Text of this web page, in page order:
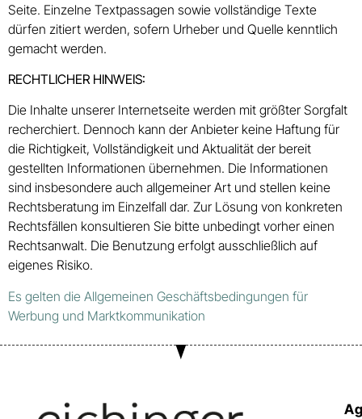
Seite. Einzelne Textpassagen sowie vollständige Texte
dürfen zitiert werden, sofern Urheber und Quelle kenntlich
gemacht werden.
RECHTLICHER HINWEIS:
Die Inhalte unserer Internetseite werden mit größter Sorgfalt
recherchiert. Dennoch kann der Anbieter keine Haftung für
die Richtigkeit, Vollständigkeit und Aktualität der bereit
gestellten Informationen übernehmen. Die Informationen
sind insbesondere auch allgemeiner Art und stellen keine
Rechtsberatung im Einzelfall dar. Zur Lösung von konkreten
Rechtsfällen konsultieren Sie bitte unbedingt vorher einen
Rechtsanwalt. Die Benutzung erfolgt ausschließlich auf
eigenes Risiko.
Es gelten die Allgemeinen Geschäftsbedingungen für
Werbung und Marktkommunikation